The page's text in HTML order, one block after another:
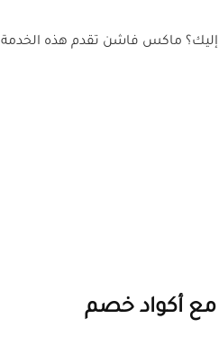
ماكس فاشن تقدم هذه الخدمة
مع أكواد خصم